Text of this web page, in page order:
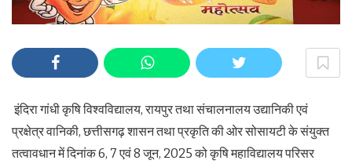
इंदिरा गांधी कृषि विश्वविद्यालय, रायपुर तथा संचालनालय उद्यानिकी एवं
प्रक्षेत्र वानिकी, छत्तीसगढ़ शासन तथा प्रकृति की ओर सोसायटी के संयुक्त
तत्वावधान में दिनांक 6, 7 एवं 8 जून, 2025 को कृषि महाविद्यालय परिसर